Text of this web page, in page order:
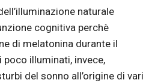
naturale
cognitiva perchè
di melatonina durante il
illuminati, invece,
del sonno all’origine di vari